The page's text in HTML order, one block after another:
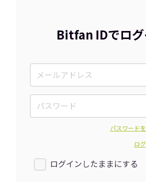
Bitfan IDでロ
パスワード
ロ
ログインしたままにする